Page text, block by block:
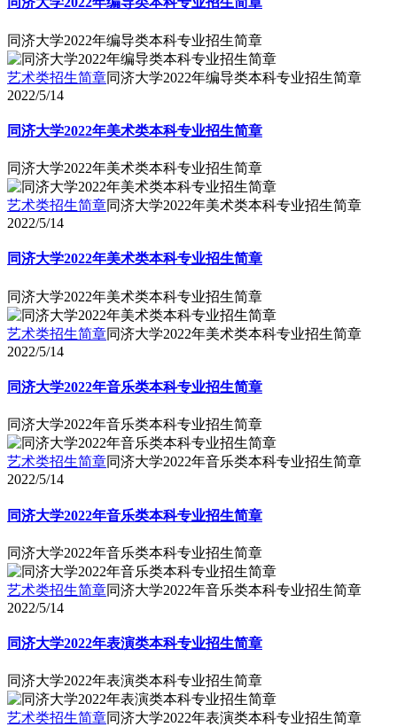
同济大学2022年编导类本科专业招生简章
艺术类招生简章同济大学2022年编导类本科专业招生简章
2022/5/14
同济大学2022年美术类本科专业招生简章
同济大学2022年美术类本科专业招生简章
艺术类招生简章同济大学2022年美术类本科专业招生简章
2022/5/14
同济大学2022年美术类本科专业招生简章
同济大学2022年美术类本科专业招生简章
艺术类招生简章同济大学2022年美术类本科专业招生简章
2022/5/14
同济大学2022年音乐类本科专业招生简章
同济大学2022年音乐类本科专业招生简章
艺术类招生简章同济大学2022年音乐类本科专业招生简章
2022/5/14
同济大学2022年音乐类本科专业招生简章
同济大学2022年音乐类本科专业招生简章
艺术类招生简章同济大学2022年音乐类本科专业招生简章
2022/5/14
同济大学2022年表演类本科专业招生简章
同济大学2022年表演类本科专业招生简章
艺术类招生简章同济大学2022年表演类本科专业招生简章